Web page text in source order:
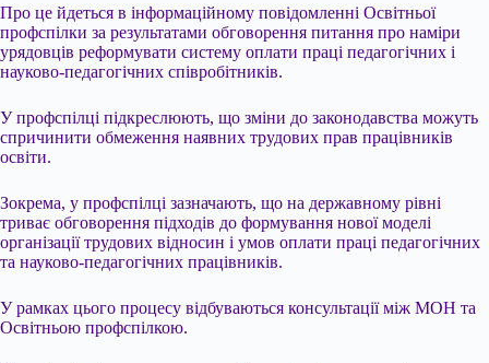
Про це йдеться в інформаційному повідомленні Освітньої
профспілки за результатами обговорення питання про наміри
урядовців реформувати систему оплати праці педагогічних і
науково-педагогічних співробітників.
У профспілці підкреслюють, що зміни до законодавства можуть
спричинити обмеження наявних трудових прав працівників
освіти.
Зокрема, у профспілці зазначають, що на державному рівні
триває обговорення підходів до формування нової моделі
організації трудових відносин і умов оплати праці педагогічних
та науково-педагогічних працівників.
У рамках цього процесу відбуваються консультації між МОН та
Освітньою профспілкою.